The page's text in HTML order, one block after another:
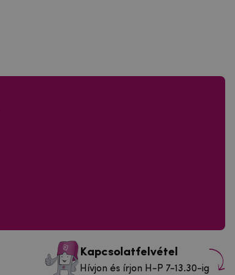
Kapcsolatfelvétel
Hívjon és írjon H-P 7-13.30-ig